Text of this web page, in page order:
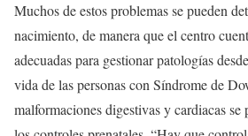
Muchos de estos problemas se pueden
nacimiento, de manera que el centro
adecuadas para gestionar patologías
vida de las personas con Síndrome de
malformaciones digestivas y cardiacas se